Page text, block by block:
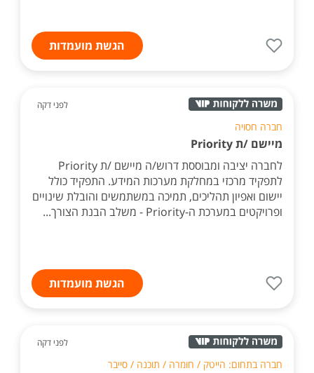
הגשת מועמדות
לפני דקה
חברה חסויה
מיישם /ת Priority
לחברה יציבה ומבוססת דרוש/ה מיישם /ת Priority
לתפקיד מרכזי במחלקת מערכות המידע. התפקיד כולל
יישום ואפיון תהליכים, תמיכה במשתמשים והובלת שינויים
ופרויקטים במערכת ה-Priority - משלב הבנת הצורך...
הגשת מועמדות
לפני דקה
חברה בתחום: הייטק / חומרה / תוכנה / סייבר